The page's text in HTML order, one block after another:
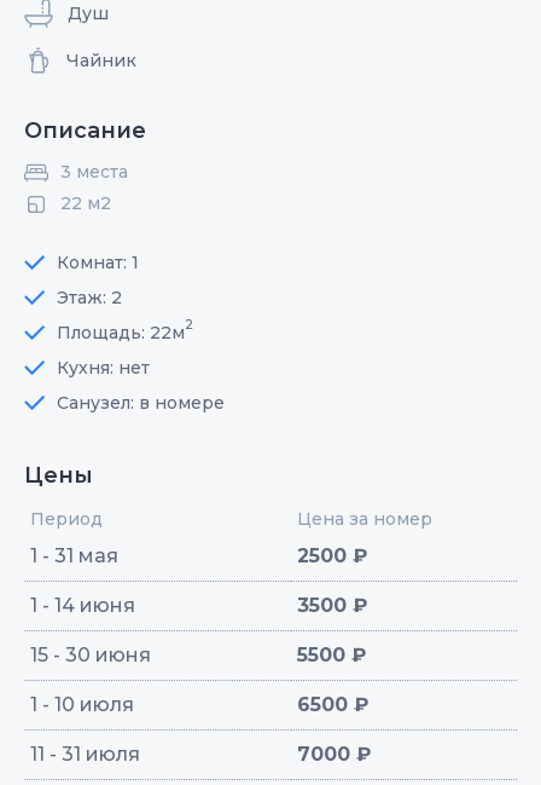
Душ
Чайник
Описание
3 места
22 м2
Комнат: 1
Этаж: 2
Площадь: 22м2
Кухня: нет
Санузел: в номере
Цены
Период Цена за номер
1 - 31 мая 2500 ₽
1 - 14 июня 3500 ₽
15 - 30 июня 5500 ₽
1 - 10 июля 6500 ₽
11 - 31 июля 7000 ₽